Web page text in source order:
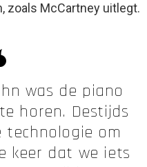
zoals McCartney uitlegt.
was de piano
horen. Destijds
om
keer dat we iets